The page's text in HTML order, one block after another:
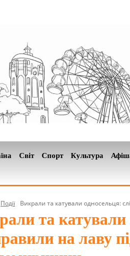
Світ Спорт Культура
Події Викрали та катували односельця:
та катували
на лаву